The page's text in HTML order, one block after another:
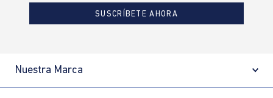
SUSCRÍBETE AHORA
Nuestra Marca